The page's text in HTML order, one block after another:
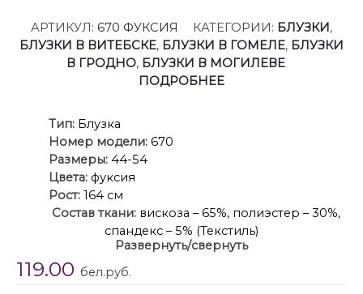
АРТИКУЛ: 670 ФУКСИЯ КАТЕГОРИИ: БЛУЗКИ ,
БЛУЗКИ В ВИТЕБСКЕ, БЛУЗКИ В ГОМЕЛЕ, БЛУЗКИ
В ГРОДНО, БЛУЗКИ В МОГИЛЕВЕ
ПОДРОБНЕЕ
Тип: Блузка
Номер модели: 670
Размеры: 44-54
Цвета: фуксия
Рост: 164 см
Состав ткани: вискоза – 65%, полиэстер – 30%,
спандекс – 5% (Текстиль)
Блуза женская прямого силуэта.
Перед и спинка с рельефами. В рельеф по переду и
Развернуть/свернуть
119.00 бел.руб.